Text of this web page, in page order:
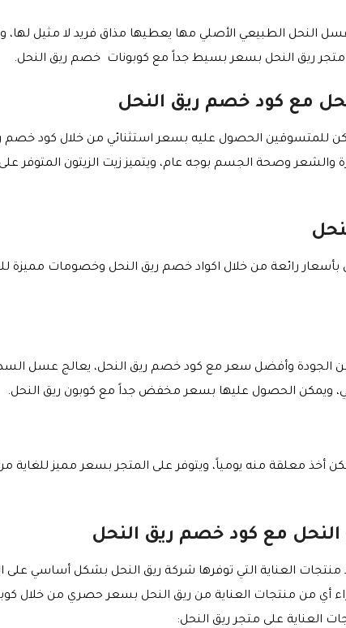
النحل الطبيعي الأصلي مها يعطيها مذاق فريد لا مثيل لها،
متجر ريق النحل بسعر بسيط جداً مع كوبونات خصم ريق النحل.
مع كود خصم ريق النحل
للمتسوقين الحصول عليه بسعر استثنائي من خلال كود
والشعر وصحة الجسم بوجه عام، ويتميز زيت الزيتون المتوفر
رائعة من خلال اكواد خصم ريق النحل وخصومات مميزة
وأفضل سعر مع كود خصم ريق النحل، يعالج عسل السدر
ويمكن الحصول عليها بسعر مخفض جداً مع كوبون ريق النحل.
أخذ معلقة منه يومياً، ويتوفر على المتجر بسعر مميز للغاية
النحل مع كود خصم ريق النحل
أي من منتجات العناية من ريق النحل بسعر حصري من خلال
العناية على متجر ريق النحل: